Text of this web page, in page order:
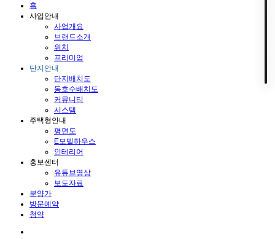
홈
사업안내
사업개요
브랜드소개
위치
프리미엄
단지안내
단지배치도
동호수배치도
커뮤니티
시스템
주택형안내
평면도
E모델하우스
인테리어
홍보센터
유튜브영상
보도자료
분양가
방문예약
청약